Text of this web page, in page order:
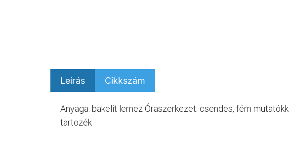
Leírás Cikkszám
Anyaga: bakelit lemez Óraszerkezet: csendes, fém
tartozék